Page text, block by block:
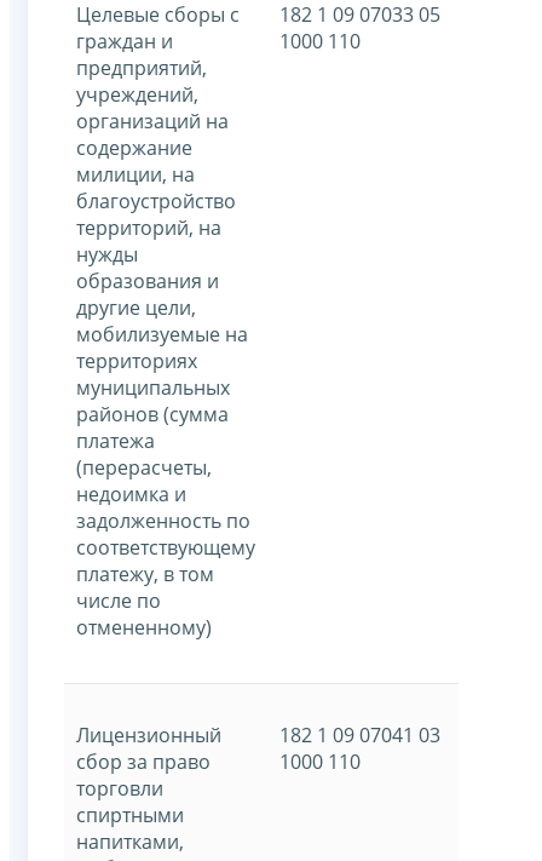
Целевые сборы с
граждан и
предприятий,
учреждений,
организаций на
содержание
милиции, на
благоустройство
территорий, на
нужды
образования и
другие цели,
мобилизуемые на
территориях
муниципальных
районов (сумма
платежа
(перерасчеты,
недоимка и
задолженность по
соответствующему
платежу, в том
числе по
отмененному)
182 1 09 07033 05
1000 110
Лицензионный
сбор за право
торговли
спиртными
напитками,
182 1 09 07041 03
1000 110